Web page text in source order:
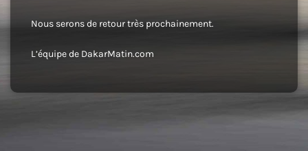
Nous serons de retour très prochainement.
L’équipe de DakarMatin.com